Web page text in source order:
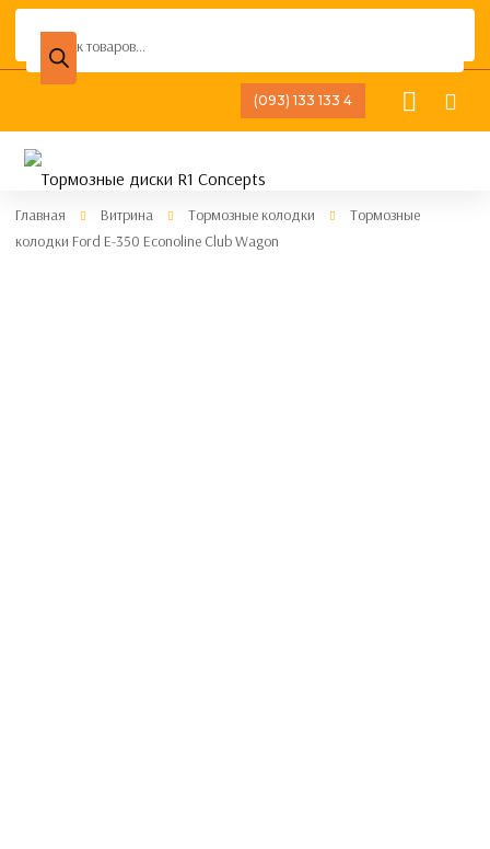
Поиск
товаров
(093) 133 133 4
Главная Витрина Тормозные колодки
Тормозные
колодки Ford E-350 Econoline Club Wagon